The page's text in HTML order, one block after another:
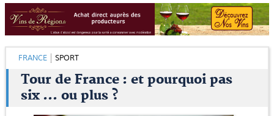
FRANCE SPORT
Tour de France : et pourquoi pas
six … ou plus ?